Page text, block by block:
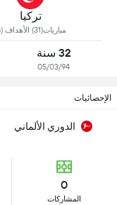
تركيا
مباريات(31) الأهداف (6)
32 سنة
05/03/94
الإحصائيات
الدوري الألماني
0
المشاركات